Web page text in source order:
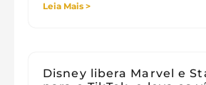
Leia Mais >
Disney libera Marvel e